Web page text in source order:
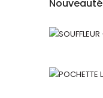
Nouveauté